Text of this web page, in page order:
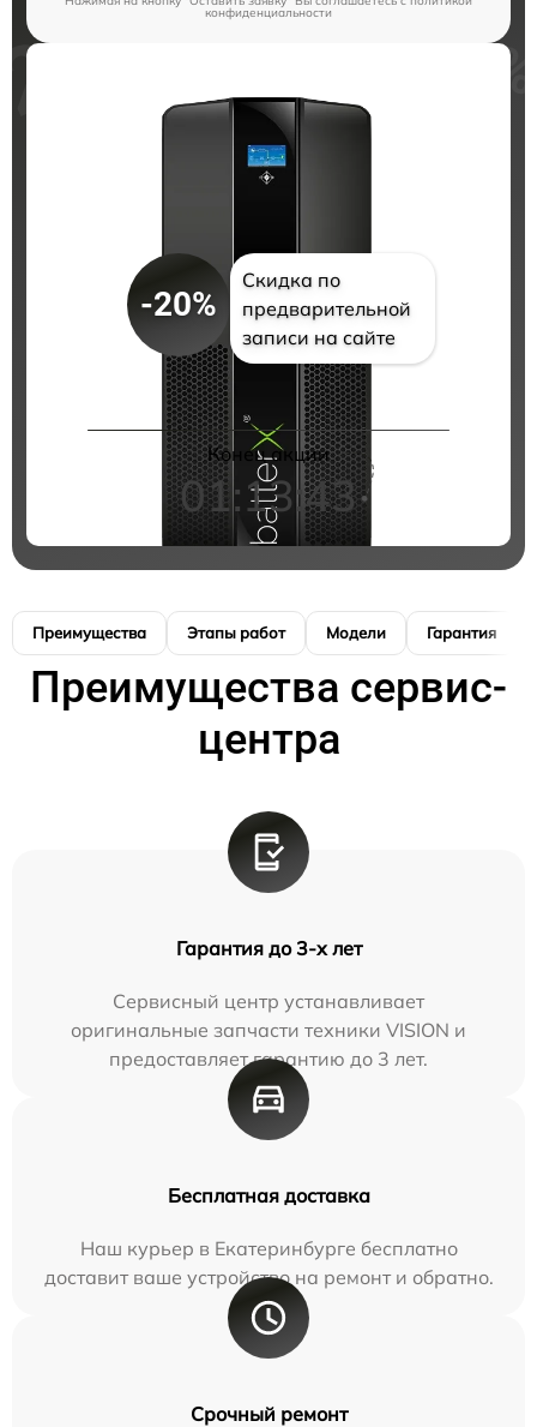
конфиденциальности
-20%
Скидка по
предварительной
записи на сайте
Конец акции
01:13:42
Преимущества Этапы работ Модели Гарантия
Преимущества сервис-
центра
Гарантия до 3-х лет
Сервисный центр устанавливает
оригинальные запчасти техники VISION и
предоставляет гарантию до 3 лет.
Бесплатная доставка
Наш курьер в Екатеринбурге бесплатно
доставит ваше устройство на ремонт и обратно.
Срочный ремонт